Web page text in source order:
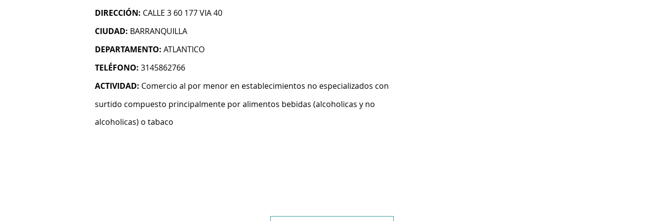
DIRECCIÓN: CALLE 3 60 177 VIA 40
CIUDAD: BARRANQUILLA
DEPARTAMENTO: ATLANTICO
TELÉFONO: 3145862766
ACTIVIDAD: Comercio al por menor en establecimientos no especializados con
surtido compuesto principalmente por alimentos bebidas (alcoholicas y no
alcoholicas) o tabaco